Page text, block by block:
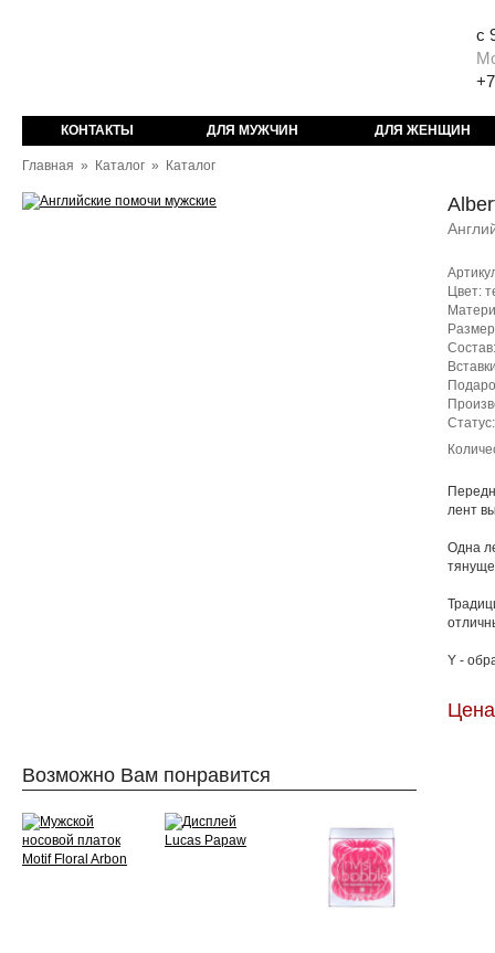
с
КОНТАКТЫ ДЛЯ МУЖЧИН ДЛЯ ЖЕНЩИН
Главная » Каталог » Каталог
Цвет:
лент
Одна
Y -
Возможно Вам понравится